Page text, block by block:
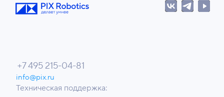
+7 495 215-04-81
info@pix.ru
Техническая поддержка: